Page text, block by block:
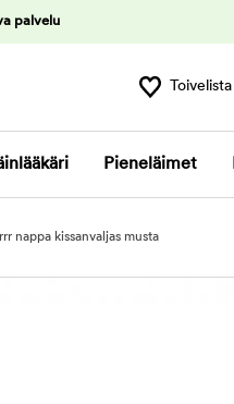
palvelu
Toivelista
Pieneläimet
nappa kissanvaljas musta